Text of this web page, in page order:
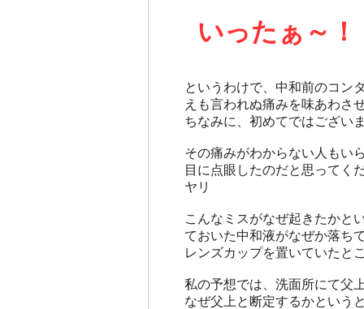
いったぁ～
というわけで、中和前のコン
えも言われぬ痛みを味あわさ
ちなみに、初めてではござい
その痛みがわからない人もい
目に点眼したのだと思ってく
ヤリ
こんなミスがなぜ起きたかと
ておいた中和液がなぜか落ち
レンズカップを置いていたと
私の予想では、洗面所にて父
なぜ父上と断定するかという